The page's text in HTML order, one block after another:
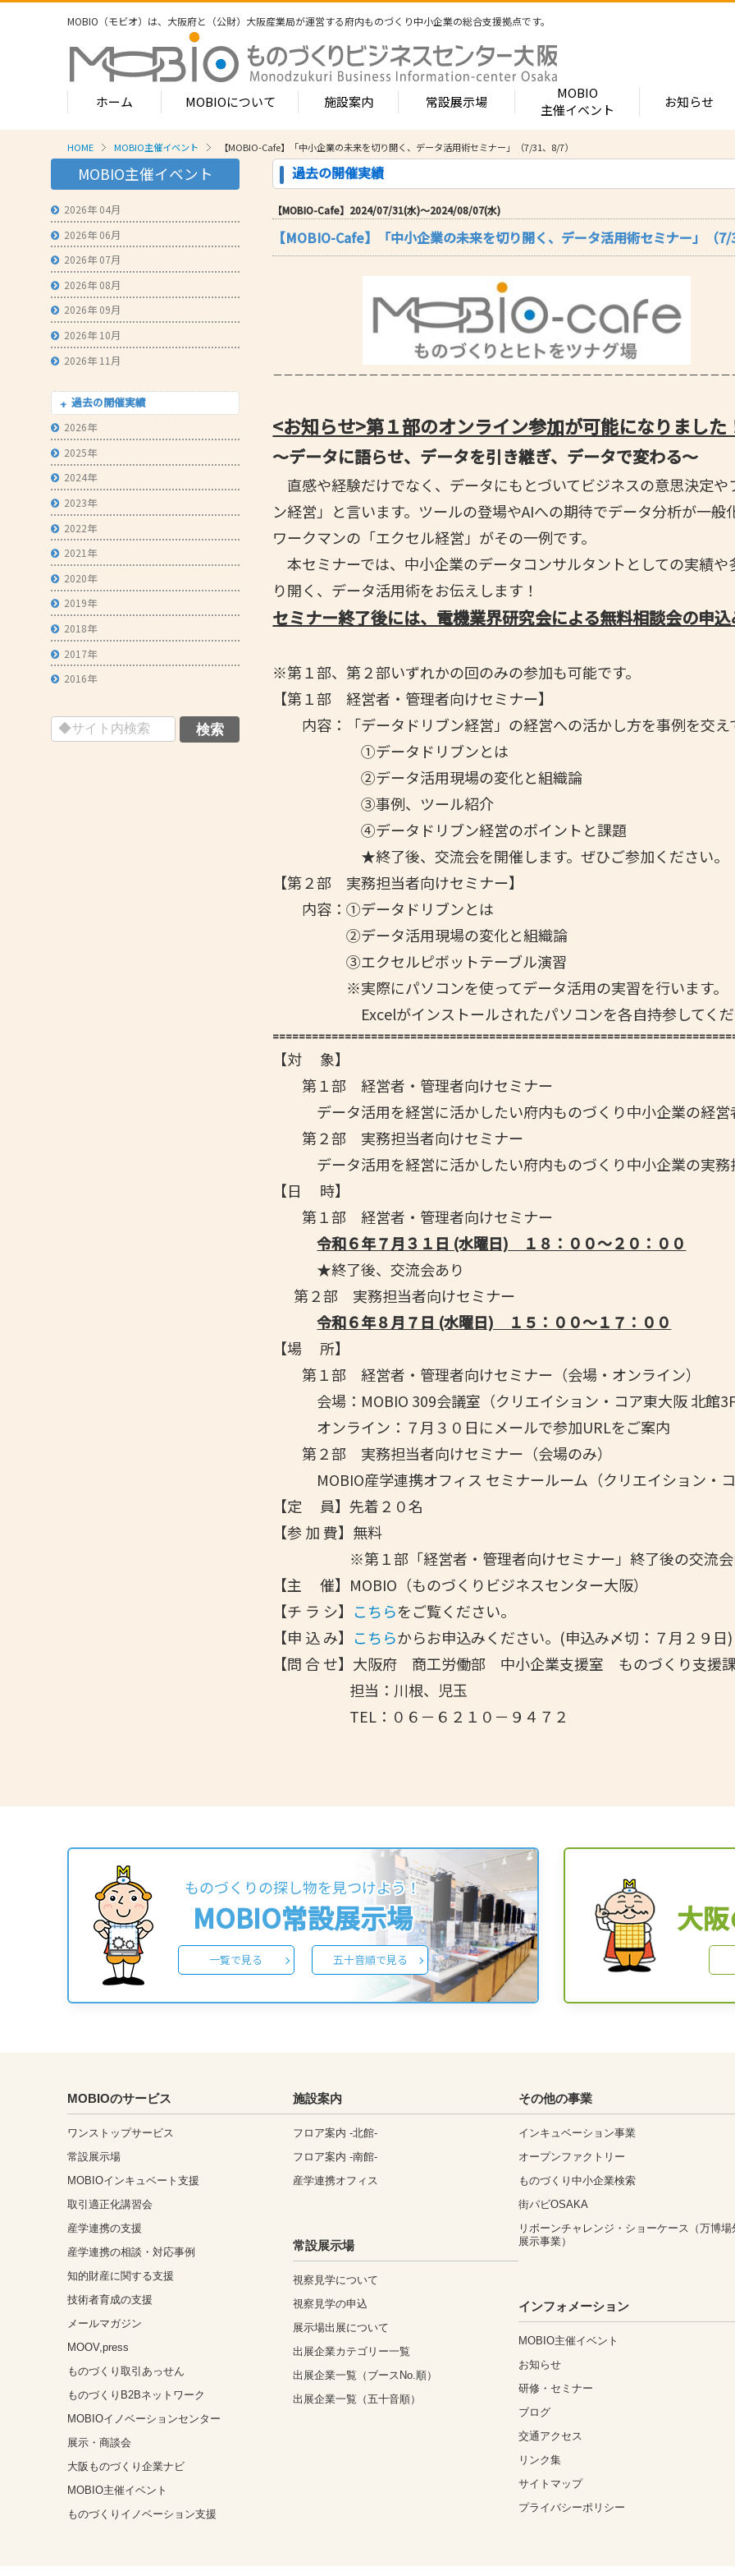
MOBIO（モビオ）は、大阪府と（公財）大阪産業局が運営する府内ものづくり中小企業の総合支援拠点です。
ホーム MOBIOについて
MOBIOのサービス
- ワンストップサービス
- 常設展示場
- MOBIOインキュベート支援
- 取引適正化講習会
- 産学連携の支援
- 技術者育成の支援
- メールマガジン
- ものづくり取引あっせん
- ものづくりB2Bネットワーク
- MOBIOイノベーションセンター
- 展示・商談会
- 大阪ものづくり企業ナビ
- MOBIO主催イベント
- ものづくりイノベーション支援
- 大規模展示商談会活用事業（出展支援事業）
- 大阪府中小企業等外国出願支援事業
- 大阪ものづくり優良企業賞
- 大阪の伝統工芸品
- 大阪ものづくり企業 海外拠点リスト
MOBIOとは
- MOBIOの4つの
- オープンファク
- ものづくり中小
- 街パビOSAKA
- リボーンチャレ
（万博場外展示事
施設案内
- フロア案内 -北館-
1-2階（常設展示企業五十音順一覧）
常設展示場のご案内
3階
4階（インキュベートルーム）
産学連携オフィス
常設展示場
常設展示場
- MOBIO 常設展示場
視察見学について
展示場出展について
出展のメリット
出展するには？
出展企業の声
出展企業紹介
- 出展企業カテ
出展企業一覧（
- 業種から探す
電子・光学
化学・樹脂
生活関連等
MOBIO
主催イベント
お知らせ
HOME MOBIO主催イベント 【MOBIO-Cafe】「中小企業の未来を切り開く、データ活用術セミナー」（7/31、8/7）
MOBIO主催イベント
2026年 04月
2026年 06月
2026年 07月
2026年 08月
2026年 09月
2026年 10月
2026年 11月
過去の開催実績
2026年
2025年
2024年
2023年
2022年
2021年
2020年
2019年
2018年
2017年
2016年
過去の開催実績
【MOBIO-Cafe】2024/07/31(水)〜2024/08/07(水)
【MOBIO-Cafe】「中小企業の未来を切り開く、データ活用術セミナー」（7/
－－－－－－－－－－－－－－－－－－－－－－－－－－－－－－－－－－－－－－－－－－－
<お知らせ>第１部のオンライン参加が可能になりました
～データに語らせ、データを引き継ぎ、データで変わる～
直感や経験だけでなく、データにもとづいてビジネスの意思決定
ン経営」と言います。ツールの登場やAIへの期待でデータ分析が一般
ワークマンの「エクセル経営」がその一例です。
本セミナーでは、中小企業のデータコンサルタントとしての実績
り開く、データ活用術をお伝えします！
セミナー終了後には、電機業界研究会による無料相談会の申込
※第１部、第２部いずれかの回のみの参加も可能です。
【第１部 経営者・管理者向けセミナー】
内容：「データドリブン経営」の経営への活かし方を事例を交え
①データドリブンとは
②データ活用現場の変化と組織論
③事例、ツール紹介
④データドリブン経営のポイントと課題
★終了後、交流会を開催します。ぜひご参加ください。
【第２部 実務担当者向けセミナー】
内容：①データドリブンとは
②データ活用現場の変化と組織論
③エクセルピボットテーブル演習
※実際にパソコンを使ってデータ活用の実習を行います。
Excelがインストールされたパソコンを各自持参してくだ
===================================================================
【対 象】
第１部 経営者・管理者向けセミナー
データ活用を経営に活かしたい府内ものづくり中小企業の経営
第２部 実務担当者向けセミナー
データ活用を経営に活かしたい府内ものづくり中小企業の実務
【日 時】
第１部 経営者・管理者向けセミナー
令和６年７月３１日 (水曜日) １８：００～２０：００
★終了後、交流会あり
第２部 実務担当者向けセミナー
令和６年８月７日 (水曜日) １５：００～１７：００
【場 所】
第１部 経営者・管理者向けセミナー（会場・オンライン）
会場：MOBIO 309会議室（クリエイション・コア東大阪 北館
オンライン：７月３０日にメールで参加URLをご案内
第２部 実務担当者向けセミナー（会場のみ）
MOBIO産学連携オフィス セミナールーム（クリエイション・
【定 員】先着２０名
【参 加 費】無料
※第１部「経営者・管理者向けセミナー」終了後の交流会に
【主 催】MOBIO（ものづくりビジネスセンター大阪）
【チ ラ シ】 こちらをご覧ください。
【申 込 み】 こちらからお申込みください。(申込み〆切：７月２９日)
【問 合 せ】大阪府 商工労働部 中小企業支援室 ものづくり支援
担当：川根、児玉
TEL：０６－６２１０－９４７２
ものづくりの探し物を見つけよう！
MOBIO常設展示場
一覧で見る 五十音順で見る
大
MOBIOのサービス
ワンストップサービス
常設展示場
MOBIOインキュベート支援
取引適正化講習会
産学連携の支援
産学連携の相談・対応事例
知的財産に関する支援
技術者育成の支援
メールマガジン
MOOV,press
ものづくり取引あっせん
ものづくりB2Bネットワーク
MOBIOイノベーションセンター
展示・商談会
大阪ものづくり企業ナビ
MOBIO主催イベント
ものづくりイノベーション支援
施設案内
フロア案内 -北館-
フロア案内 -南館-
産学連携オフィス
常設展示場
視察見学について
視察見学の申込
展示場出展について
出展企業カテゴリー一覧
出展企業一覧（ブースNo.順）
出展企業一覧（五十音順）
その他の事業
インキュベーション事業
オープンファクトリー
ものづくり中小企業検索
街パビOSAKA
リボーンチャレンジ・ショーケース（万博場
展示事業）
インフォメーション
MOBIO主催イベント
お知らせ
研修・セミナー
ブログ
交通アクセス
リンク集
サイトマップ
プライバシーポリシー